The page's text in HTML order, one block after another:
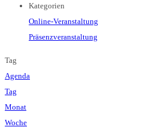
Kategorien
Online-Veranstaltung
Präsenzveranstaltung
Tag
Agenda
Tag
Monat
Woche